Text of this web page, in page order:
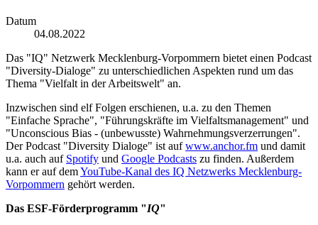
Datum
04.08.2022
Das "IQ" Netzwerk Mecklenburg-Vorpommern bietet einen Podcast
"Diversity-Dialoge" zu unterschiedlichen Aspekten rund um das
Thema "Vielfalt in der Arbeitswelt" an.
Inzwischen sind elf Folgen erschienen, u.a. zu den Themen
"Einfache Sprache", "Führungskräfte im Vielfaltsmanagement" und
"Unconscious Bias - (unbewusste) Wahrnehmungsverzerrungen".
Der Podcast "Diversity Dialoge" ist aufwww.anchor.fm und damit
u.a. auch auf Spotify und Google Podcasts zu finden. Außerdem
kann er auf demYouTube-Kanal des IQ Netzwerks Mecklenburg-
Vorpommern gehört werden.
Das ESF-Förderprogramm "IQ"